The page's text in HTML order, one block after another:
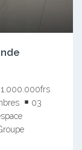
1.000.000frs
03